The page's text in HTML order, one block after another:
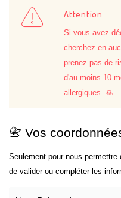
Attention
Si vous avez
cherchez en
prenez pas de
d'au moins 10
allergiques. 🙏
📇 Vos
Seulement pour nous
de valider ou compléter les